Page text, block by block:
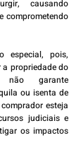
causando
comprometendo
especial, pois,
propriedade do
garante
ou isenta de
esteja
judiciais e
os impactos